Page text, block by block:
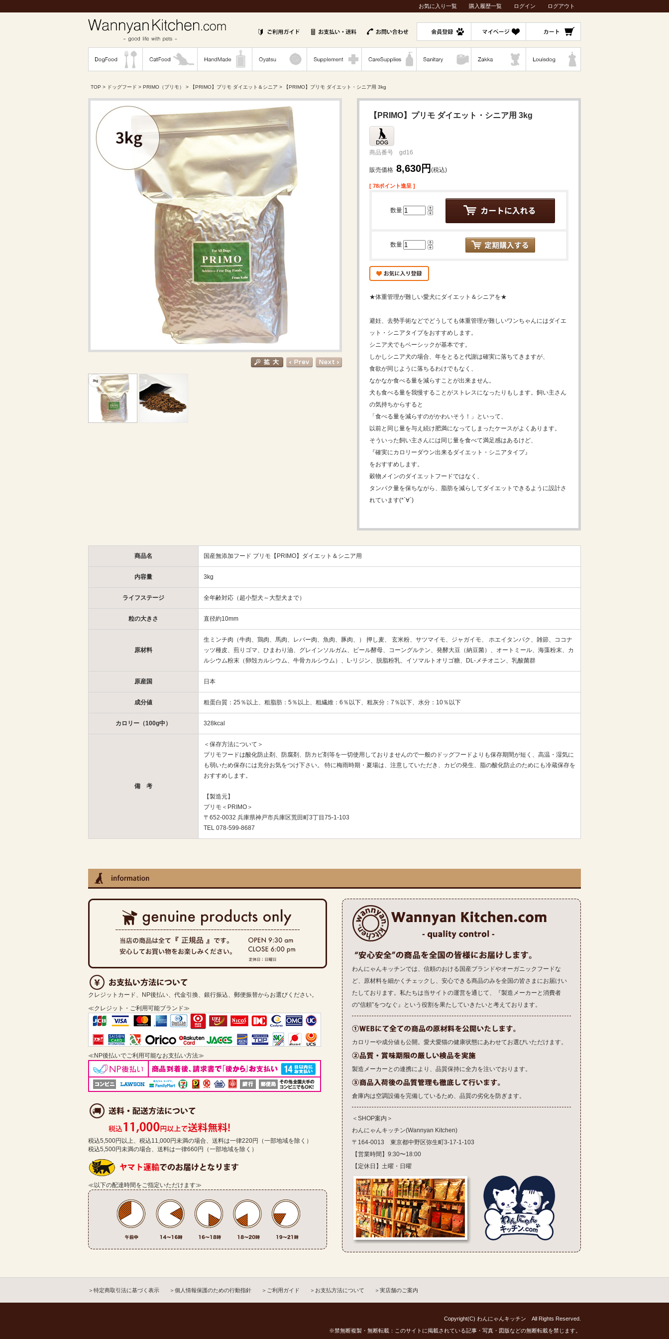
ログアウト
ログイン
購入履歴一覧
お気に入り一覧
TOP > ドッグフード > PRIMO（プリモ） > 【PRIMO】プリモ ダイエット＆シニア > 【PRIMO】プリモ ダイエット・シニア用 3kg
【PRIMO】プリモ ダイエット・シニア用 3kg
商品番号 gd16
販売価格 8,630円 (税込)
[ 78ポイント進呈 ]
数量
数量
★体重管理が難しい愛犬にダイエット＆シニアを★
避妊、去勢手術などでどうしても体重管理が難しいワンちゃんにはダイエ
ット・シニアタイプをおすすめします。
シニア犬でもベーシックが基本です。
しかしシニア犬の場合、年をとると代謝は確実に落ちてきますが、
食欲が同じように落ちるわけでもなく、
なかなか食べる量を減らすことが出来ません。
犬も食べる量を我慢することがストレスになったりもします。飼い主さん
の気持ちからすると
「食べる量を減らすのがかわいそう！」といって、
以前と同じ量を与え続け肥満になってしまったケースがよくあります。
そういった飼い主さんには同じ量を食べて満足感はあるけど、
『確実にカロリーダウン出来るダイエット・シニアタイプ』
をおすすめします。
穀物メインのダイエットフードではなく、
タンパク量を保ちながら、脂肪を減らしてダイエットできるように設計さ
れています(*´∀`)
商品名 国産無添加フード プリモ【PRIMO】ダイエット＆シニア用
内容量 3kg
ライフステージ 全年齢対応（超小型犬～大型犬まで）
粒の大きさ 直径約10mm
原材料
生ミンチ肉（牛肉、鶏肉、馬肉、レバー肉、魚肉、豚肉、） 押し麦、 玄米粉、サツマイモ、ジャガイモ、 ホエイタンパク、雑節、ココナ
ッツ種皮、煎りゴマ、ひまわり油、グレインソルガム、ビール酵母、コーングルテン、発酵大豆（納豆菌）、オートミール、海藻粉末、カ
ルシウム粉末（卵殻カルシウム、牛骨カルシウム）、L-リジン、脱脂粉乳、イソマルトオリゴ糖、DL-メチオニン、乳酸菌群
原産国 日本
成分値 粗蛋白質：25％以上、粗脂肪：5％以上、粗繊維：6％以下、粗灰分：7％以下、水分：10％以下
カロリー（100g中） 328kcal
備 考
＜保存方法について＞
プリモフードは酸化防止剤、防腐剤、防カビ剤等を一切使用しておりませんので一般のドッグフードよりも保存期間が短く、高温・湿気に
も弱いため保存には充分お気をつけ下さい。 特に梅雨時期・夏場は、注意していただき、カビの発生、脂の酸化防止のためにも冷蔵保存を
おすすめします。
【製造元】
プリモ＜PRIMO＞
〒652-0032 兵庫県神戸市兵庫区荒田町3丁目75-1-103
TEL 078-599-8687
クレジットカード、NP後払い、代金引換、銀行振込、郵便振替からお選びください。
≪クレジット・ご利用可能ブランド≫
≪NP後払いでご利用可能なお支払い方法≫
税込5,500円以上、税込11,000円未満の場合、送料は一律220円（一部地域を除く）
税込5,500円未満の場合、送料は一律660円（一部地域を除く）
≪以下の配達時間をご指定いただけます≫
わんにゃんキッチンでは、信頼のおける国産ブランドやオーガニックフードな
ど、原材料を細かくチェックし、安心できる商品のみを全国の皆さまにお届けい
たしております。私たちは当サイトの運営を通じて、『製造メーカーと消費者
の“信頼”をつなぐ』という役割を果たしていきたいと考えております。
カロリーや成分値も公開。愛犬愛猫の健康状態にあわせてお選びいただけます。
製造メーカーとの連携により、品質保持に全力を注いでおります。
倉庫内は空調設備を完備しているため、品質の劣化を防ぎます。
＜SHOP案内＞
わんにゃんキッチン(Wannyan Kitchen)
〒164-0013 東京都中野区弥生町3-17-1-103
【営業時間】9:30〜18:00
【定休日】土曜・日曜
＞特定商取引法に基づく表示 ＞個人情報保護のための行動指針 ＞ご利用ガイド ＞お支払方法について ＞実店舗のご案内
Copyright(C) わんにゃんキッチン All Rights Reserved.
※禁無断複製・無断転載：このサイトに掲載されている記事・写真・図版などの無断転載を禁じます。